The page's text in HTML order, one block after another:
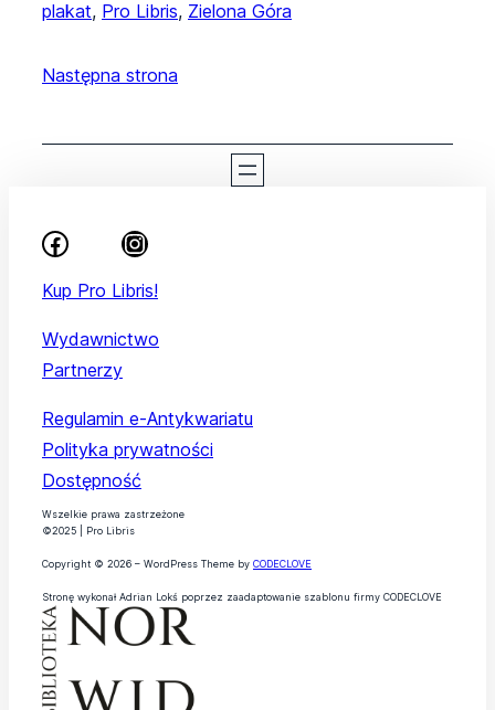
plakat, Pro Libris, Zielona Góra
Następna strona
Kup Pro Libris!
Wydawnictwo
Partnerzy
Regulamin e-Antykwariatu
Polityka prywatności
Dostępność
Wszelkie prawa zastrzeżone
©2025 | Pro Libris
Copyright © 2026 – WordPress Theme by CODECLOVE
Stronę wykonał Adrian Lokś poprzez zaadaptowanie szablonu firmy CODECLOVE